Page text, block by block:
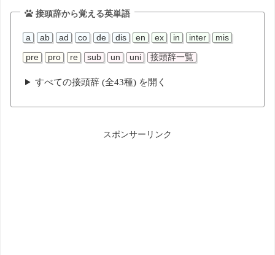
接頭辞から覚える英単語
a ab ad co de dis en ex in inter mis
pre pro re sub un uni 接頭辞一覧
すべての接頭辞 (全43種) を開く
スポンサーリンク